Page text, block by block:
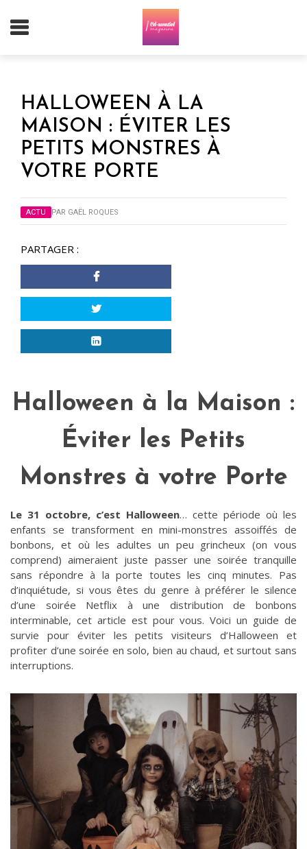
HALLOWEEN À LA
MAISON : ÉVITER LES
PETITS MONSTRES À
VOTRE PORTE
ACTU PAR GAËL ROQUES
PARTAGER :
Halloween à la Maison :
Éviter les Petits
Monstres à votre Porte
Le 31 octobre, c’est Halloween… cette période où les
enfants se transforment en mini-monstres assoiffés de
bonbons, et où les adultes un peu grincheux (on vous
comprend) aimeraient juste passer une soirée tranquille
sans répondre à la porte toutes les cinq minutes. Pas
d’inquiétude, si vous êtes du genre à préférer le silence
d’une soirée Netflix à une distribution de bonbons
interminable, cet article est pour vous. Voici un guide de
survie pour éviter les petits visiteurs d’Halloween et
profiter d’une soirée en solo, bien au chaud, et surtout sans
interruptions.